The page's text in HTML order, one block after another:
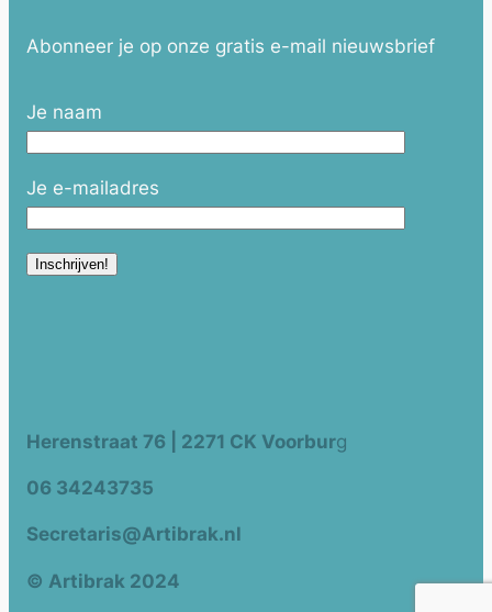
Abonneer je op onze gratis e-mail nieuwsbrief
Je naam
Je e-mailadres
Herenstraat 76 | 2271 CK Voorburg
06 34243735
Secretaris@Artibrak.nl
© Artibrak 2024